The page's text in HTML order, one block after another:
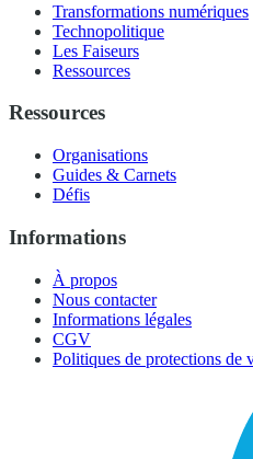
Transformations numériques
Technopolitique
Les Faiseurs
Ressources
Ressources
Organisations
Guides & Carnets
Défis
Informations
À propos
Nous contacter
Informations légales
CGV
Politiques de protections de